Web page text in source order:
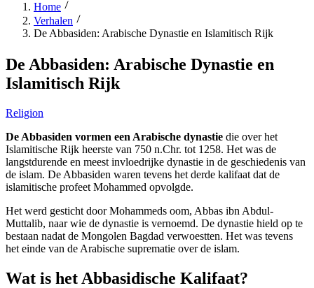
Home
Verhalen
De Abbasiden: Arabische Dynastie en Islamitisch Rijk
De Abbasiden: Arabische Dynastie en
Islamitisch Rijk
Religion
De Abbasiden vormen een Arabische dynastie die over het
Islamitische Rijk heerste van 750 n.Chr. tot 1258. Het was de
langstdurende en meest invloedrijke dynastie in de geschiedenis van
de islam. De Abbasiden waren tevens het derde kalifaat dat de
islamitische profeet Mohammed opvolgde.
Het werd gesticht door Mohammeds oom, Abbas ibn Abdul-
Muttalib, naar wie de dynastie is vernoemd. De dynastie hield op te
bestaan nadat de Mongolen Bagdad verwoestten. Het was tevens
het einde van de Arabische suprematie over de islam.
Wat is het Abbasidische Kalifaat?